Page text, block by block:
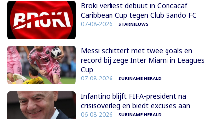
Broki verliest debuut in Concacaf
Caribbean Cup tegen Club Sando FC
07-08-2026 STARNIEUWS
Messi schittert met twee goals en
record bij zege Inter Miami in Leagues
Cup
07-08-2026 SURINAME HERALD
Infantino blijft FIFA-president na
crisisoverleg en biedt excuses aan
06-08-2026 SURINAME HERALD